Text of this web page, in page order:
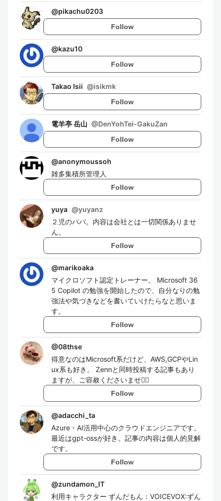
@pikachu0203
Follow
@kazu10
Follow
Takao Isii @isikmk
Follow
電羊亭 岳山 @DenYohTei-GakuZan
Follow
@anonymoussoh
雑多集積所管理人
Follow
yuya @yuyanz
２児のパパ。内容は会社とは一切関係ありませ
ん。
Follow
@marikoaka
マイクロソフト認定トレーナー。 Microsoft 36
5 Copilot の勉強を開始したので、自分なりの勉
強法や気づきなどを書いていけたらなと思いま
す。
Follow
@08thse
得意なのはMicrosoft系だけど、AWS,GCPやLin
ux系も好き。 Zennと同時投稿する記事もあり
ますが、ご容赦くださいませ🙇‍♂️
Follow
@adacchi_ta
Azure・AI活用中心のクラウドエンジニアです。
最近はgpt-ossが好き。記事の内容は個人的見解
です。
Follow
@zundamon_IT
利用キャラクター ずんだもん：VOICEVOX:ずん